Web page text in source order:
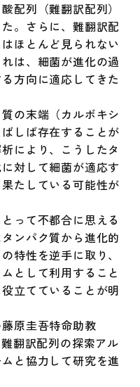
配列（難翻訳配列）
。さらに、難翻訳配
ほとんど見られない
は、細菌が進化の過
方向に適応してきた
の末端（カルボキシ
しば存在することが
により、こうしたタ
対して細菌が適応す
たしている可能性が
って不都合に思える
ンパク質から進化的
特性を逆手に取り、
として利用すること
立てていることが明
原圭吾特命助教
翻訳配列の探索アル
と協力して研究を進